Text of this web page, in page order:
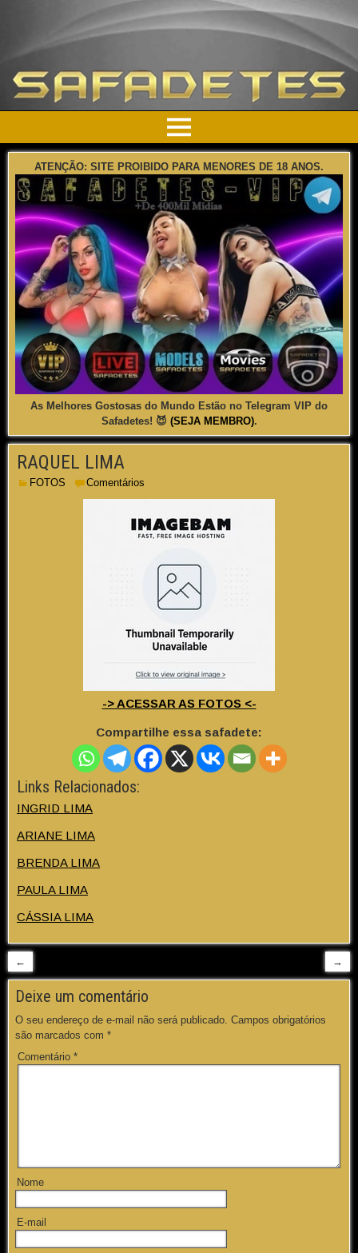
ATENÇÃO: SITE PROIBIDO PARA MENORES DE 18 ANOS.
As Melhores Gostosas do Mundo Estão no Telegram VIP do
Safadetes! 😈 (SEJA MEMBRO).
RAQUEL LIMA
FOTOS Comentários
-> ACESSAR AS FOTOS <-
Compartilhe essa safadete:
Links Relacionados:
INGRID LIMA
ARIANE LIMA
BRENDA LIMA
PAULA LIMA
CÁSSIA LIMA
← →
Deixe um comentário
O seu endereço de e-mail não será publicado. Campos obrigatórios
são marcados com *
Comentário *
Nome
E-mail